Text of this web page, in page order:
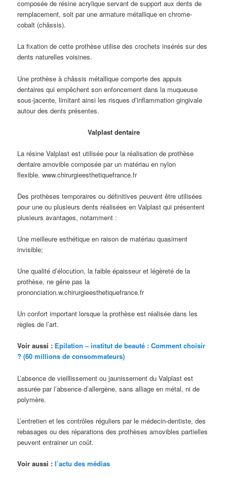
composée de résine acrylique servant de support aux dents de
remplacement, soit par une armature métallique en chrome-
cobalt (châssis).
La fixation de cette prothèse utilise des crochets insérés sur des
dents naturelles voisines.
Une prothèse à châssis métallique comporte des appuis
dentaires qui empêchent son enfoncement dans la muqueuse
sous-jacente, limitant ainsi les risques d’inflammation gingivale
autour des dents présentes.
Valplast dentaire
La résine Valplast est utilisée pour la réalisation de prothèse
dentaire amovible composée par un matériau en nylon
flexible. www.chirurgieesthetiquefrance.fr
Des prothèses temporaires ou définitives peuvent être utilisées
pour une ou plusieurs dents réalisées en Valplast qui présentent
plusieurs avantages, notamment :
Une meilleure esthétique en raison de matériau quasiment
invisible;
Une qualité d’élocution, la faible épaisseur et légèreté de la
prothèse, ne gêne pas la
prononciation.w.chirurgieesthetiquefrance.fr
Un confort important lorsque la prothèse est réalisée dans les
règles de l’art.
Voir aussi : Epilation – institut de beauté : Comment choisir
? (60 millions de consommateurs)
L’absence de vieillissement ou jaunissement du Valplast est
assurée par l’absence d’allergène, sans alliage en métal, ni de
polymère.
L’entretien et les contrôles réguliers par le médecin-dentiste, des
rebasages ou des réparations des prothèses amovibles partielles
peuvent entrainer un coût.
Voir aussi :l’actu des médias